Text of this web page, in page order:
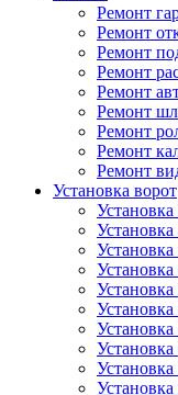
Ремонт
Ремонт
Ремонт
Ремонт
Ремонт
Ремонт
Ремонт
Ремонт
Ремонт
Установка ворот